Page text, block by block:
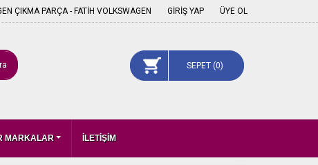
ÇIKMA PARÇA - FATİH VOLKSWAGEN GİRİŞ YAP ÜYE OL
SEPET (0)
MARKALAR İLETİŞİM